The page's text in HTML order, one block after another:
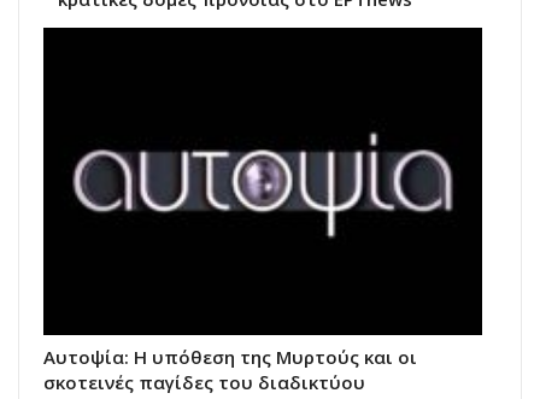
Αυτοψία: Η υπόθεση της Μυρτούς και οι
σκοτεινές παγίδες του διαδικτύου